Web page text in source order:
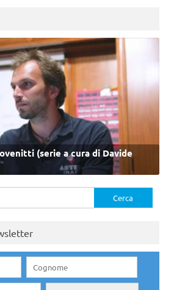
(serie a cura di Davide